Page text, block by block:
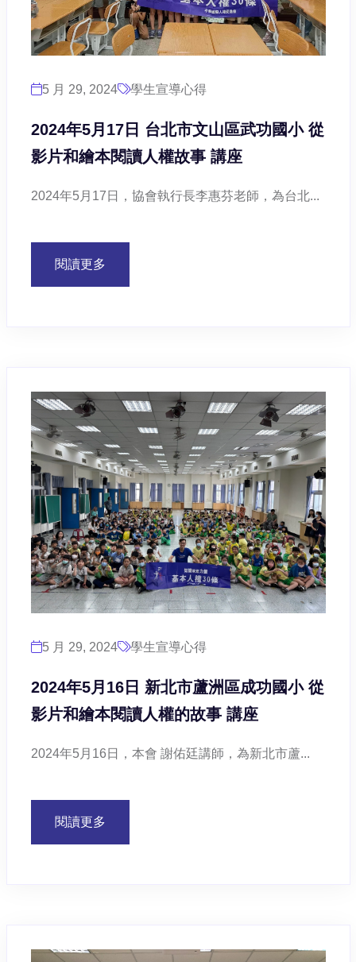
5 月 29, 2024 學生宣導心得
2024年5月17日 台北市文山區武功國小 從
影片和繪本閱讀人權故事 講座
2024年5月17日，協會執行長李惠芬老師，為台北...
閱讀更多
5 月 29, 2024 學生宣導心得
2024年5月16日 新北市蘆洲區成功國小 從
影片和繪本閱讀人權的故事 講座
2024年5月16日，本會 謝佑廷講師，為新北市蘆...
閱讀更多